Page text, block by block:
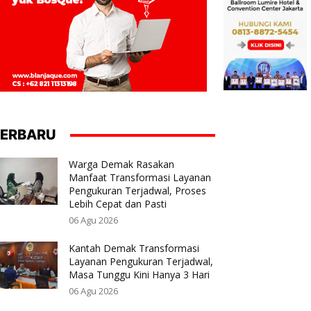
Warga Demak Rasakan
Manfaat Transformasi Layanan
Pengukuran Terjadwal, Proses
Lebih Cepat dan Pasti
06 Agu 2026
Kantah Demak Transformasi
Layanan Pengukuran Terjadwal,
Masa Tunggu Kini Hanya 3 Hari
06 Agu 2026